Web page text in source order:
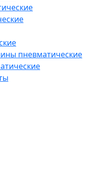
пневматические